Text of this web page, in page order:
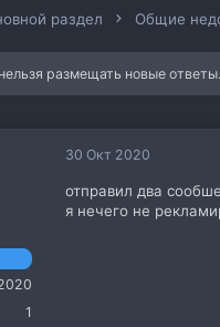
раздел Общие
размещать новые ответы.
1
30 Окт 2020
отправил два
я нечего не